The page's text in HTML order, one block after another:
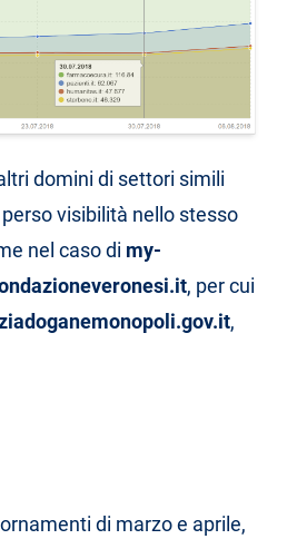
domini di settori simili
visibilità nello stesso
nel caso di my-
, per cui
,
di marzo e aprile,